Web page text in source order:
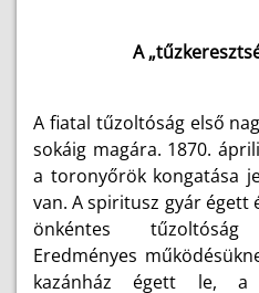
A
A fiatal tűzoltóság első
sokáig magára. 1870.
a toronyőrök kongatása
van. A spiritusz gyár égett
önkéntes
Eredményes
kazánház égett le,